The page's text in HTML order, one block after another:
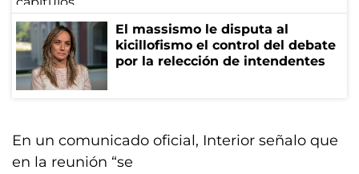
El massismo le disputa al
kicillofismo el control del debate
por la relección de intendentes
En un comunicado oficial, Interior señalo que
en la reunión “se